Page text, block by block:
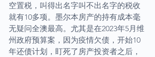
空置税，叫得出名字叫不出名字的税收
就有10多项。墨尔本房产的持有成本毫
无疑问全澳最高。尤其是在2023年5月维
州政府预算案，因为疫情欠债，开始10
年还债计划，盯死了房产投资者之后，